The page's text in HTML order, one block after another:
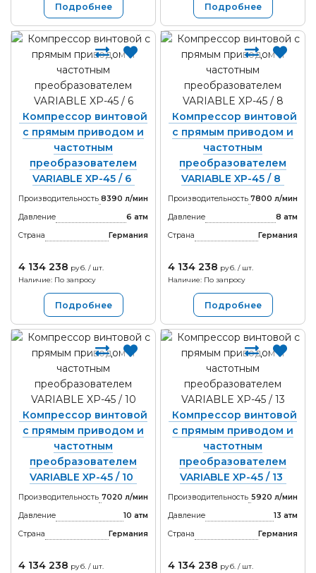
Подробнее Подробнее
Компрессор винтовой
с прямым приводом и
частотным
преобразователем
VARIABLE XP-45 / 6
Производительность 8390 л/мин
Давление
6 атм
Страна
Германия
4 134 238 руб. / шт.
Наличие: По запросу
Подробнее
Компрессор винтовой
с прямым приводом и
частотным
преобразователем
VARIABLE XP-45 / 8
Производительность 7800 л/мин
Давление
8 атм
Страна
Германия
4 134 238 руб. / шт.
Наличие: По запросу
Подробнее
Компрессор винтовой
с прямым приводом и
частотным
преобразователем
VARIABLE XP-45 / 10
Производительность 7020 л/мин
Давление
10 атм
Страна
Германия
4 134 238 руб. / шт.
Компрессор винтовой
с прямым приводом и
частотным
преобразователем
VARIABLE XP-45 / 13
Производительность 5920 л/мин
Давление
13 атм
Страна
Германия
4 134 238 руб. / шт.